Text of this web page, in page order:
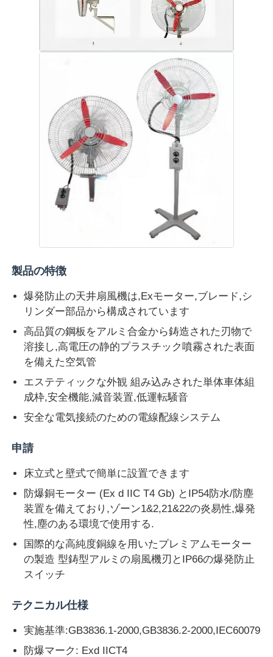
防爆ケーブル腺
耐圧防爆プラグおよびソケット
製品の特徴
爆発防止の天井扇風機は,Exモーター,ブレード,シ
リンダー部品から構成されています
高品質の鋼板をアルミ合金から鋳造された刃物で
溶接し,高電圧の静的プラスチック噴霧された表面
を備えた空気管
エステティックな外観 組み込みされた単体車体組
成枠,安全機能,減音装置,低運転騒音
安全な電気接続のための電線配線システム
申請
床立式と壁式で簡単に設置できます
防爆銅モーター (Ex d IIC T4 Gb) とIP54防水/防塵
装置を備えており,ゾーン1&2,21&22の炎易性,爆発
性,塵のある環境で使用する.
国際的な高純度銅線を用いたプレミアムモーター
の製造 型鋳型アルミの扇風機刃とIP66の爆発防止
スイッチ
テクニカル仕様
実施基準:GB3836.1-2000,GB3836.2-2000,IEC60079
防爆マーク: Exd IICT4